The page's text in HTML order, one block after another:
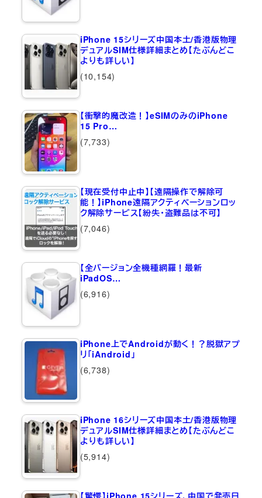
iPhone 15シリーズ中国本土/香港版物理
デュアルSIM仕様詳細まとめ【たぶんどこ
よりも詳しい】
(10,154)
【衝撃的魔改造！】eSIMのみのiPhone
15 Pro…
(7,733)
【現在受付中止中】【遠隔操作で解除可
能！】iPhone遠隔アクティベーションロッ
ク解除サービス【紛失・盗難品は不可】
(7,046)
【全バージョン全機種網羅！最新
iPadOS…
(6,916)
iPhone上でAndroidが動く！？脱獄アプ
リ「iAndroid」
(6,738)
iPhone 16シリーズ中国本土/香港版物理
デュアルSIM仕様詳細まとめ【たぶんどこ
よりも詳しい】
(5,914)
【驚愕】iPhone 15シリーズ、中国で発売日